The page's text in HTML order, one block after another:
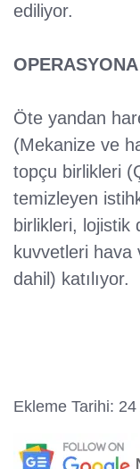
ediliyor.
Öte yandan
(Mekanize ve
topçu birlikleri
temizleyen
birlikleri, lojistik
kuvvetleri hava
dahil) katılıyor.
Ekleme Tarihi: